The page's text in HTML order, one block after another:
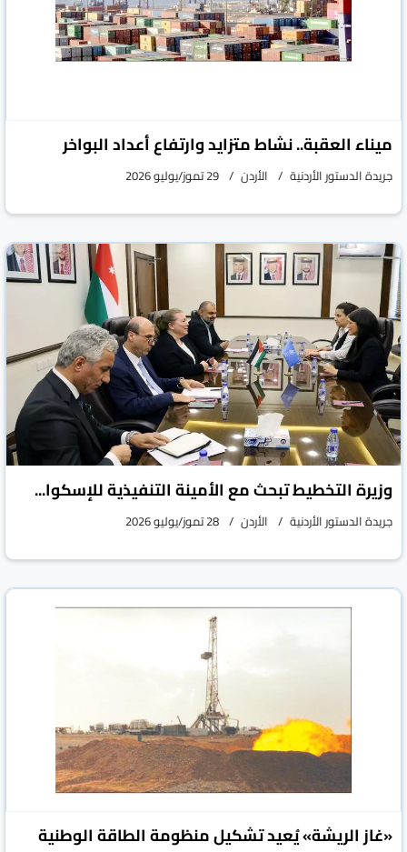
ميناء العقبة.. نشاط متزايد وارتفاع أعداد البواخر
جريدة الدستور الأردنية الأردن 29 تموز/يوليو 2026
وزيرة التخطيط تبحث مع الأمينة التنفيذية للإسكوا...
جريدة الدستور الأردنية الأردن 28 تموز/يوليو 2026
«غاز الريشة» يُعيد تشكيل منظومة الطاقة الوطنية